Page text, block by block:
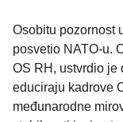
Osobitu pozornost
posvetio NATO-u.
OS RH, ustvrdio je
educiraju kadrove
međunarodne